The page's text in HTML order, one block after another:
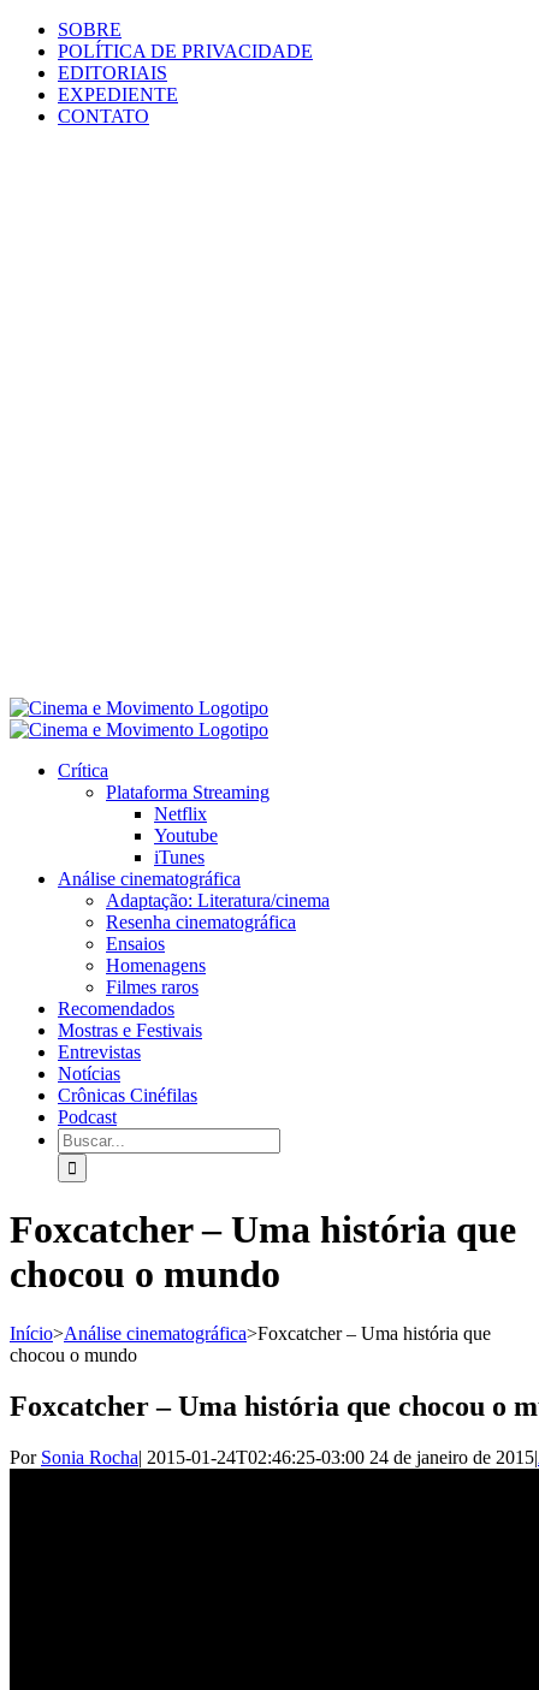
SOBRE
POLÍTICA DE PRIVACIDADE
EDITORIAIS
EXPEDIENTE
CONTATO
Crítica
Plataforma Streaming
Netflix
Youtube
iTunes
Análise cinematográfica
Adaptação: Literatura/cinema
Resenha cinematográfica
Ensaios
Homenagens
Filmes raros
Recomendados
Mostras e Festivais
Entrevistas
Notícias
Crônicas Cinéfilas
Podcast
Foxcatcher – Uma história que
chocou o mundo
Início>Análise cinematográfica>Foxcatcher – Uma história que
chocou o mundo
Foxcatcher – Uma história que chocou o
Por Sonia Rocha| 2015-01-24T02:46:25-03:00 24 de janeiro de 2015|